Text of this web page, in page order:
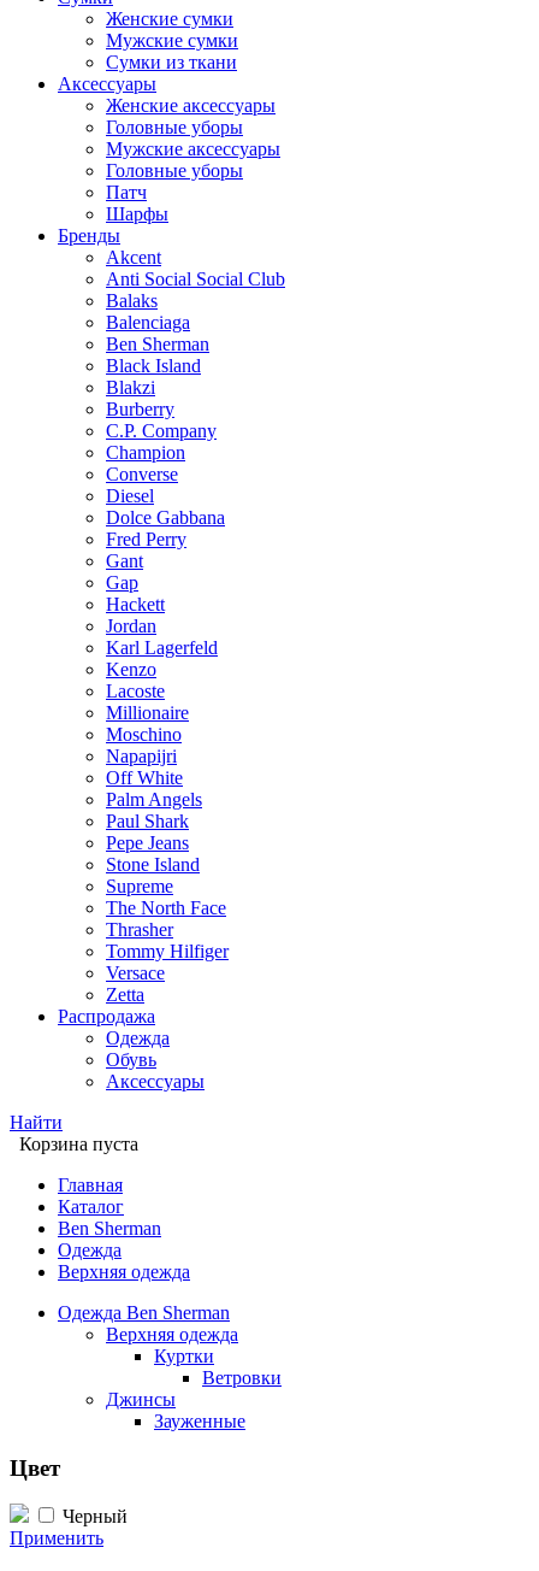
Женские сумки
Мужские сумки
Сумки из ткани
Аксессуары
Женские аксессуары
Головные уборы
Мужские аксессуары
Головные уборы
Патч
Шарфы
Бренды
Akcent
Anti Social Social Club
Balaks
Balenciaga
Ben Sherman
Black Island
Blakzi
Burberry
C.P. Company
Champion
Converse
Diesel
Dolce Gabbana
Fred Perry
Gant
Gap
Hackett
Jordan
Karl Lagerfeld
Kenzo
Lacoste
Millionaire
Moschino
Napapijri
Off White
Palm Angels
Paul Shark
Pepe Jeans
Stone Island
Supreme
The North Face
Thrasher
Tommy Hilfiger
Versace
Zetta
Распродажа
Одежда
Обувь
Аксессуары
Найти
Корзина пуста
Главная
Каталог
Ben Sherman
Одежда
Верхняя одежда
Одежда Ben Sherman
Верхняя одежда
Куртки
Ветровки
Джинсы
Зауженные
Цвет
Черный
Применить